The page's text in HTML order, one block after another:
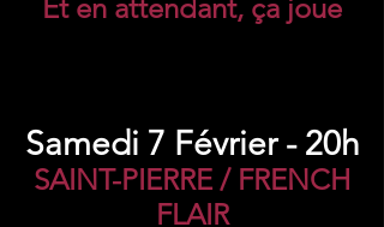
Et en attendant, ça joue
Samedi 7 Février - 20h
SAINT-PIERRE / FRENCH
FLAIR